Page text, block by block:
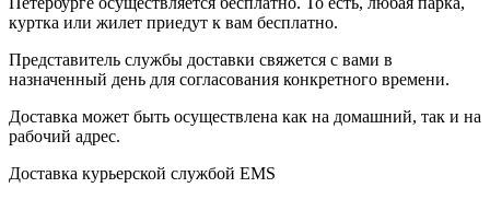
куртка или жилет приедут к вам бесплатно.
Представитель службы доставки свяжется с вами в
назначенный день для согласования конкретного времени.
Доставка может быть осуществлена как на домашний, так и на
рабочий адрес.
Доставка курьерской службой EMS